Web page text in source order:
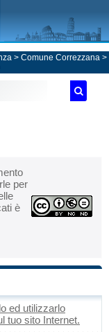
> Comune Correzzana>
per
è
ed utilizzarlo
tuo sito Internet.